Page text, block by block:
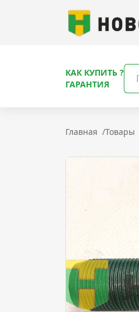
КАК КУПИТЬ ?
ГАРАНТИЯ
Главная /Товары